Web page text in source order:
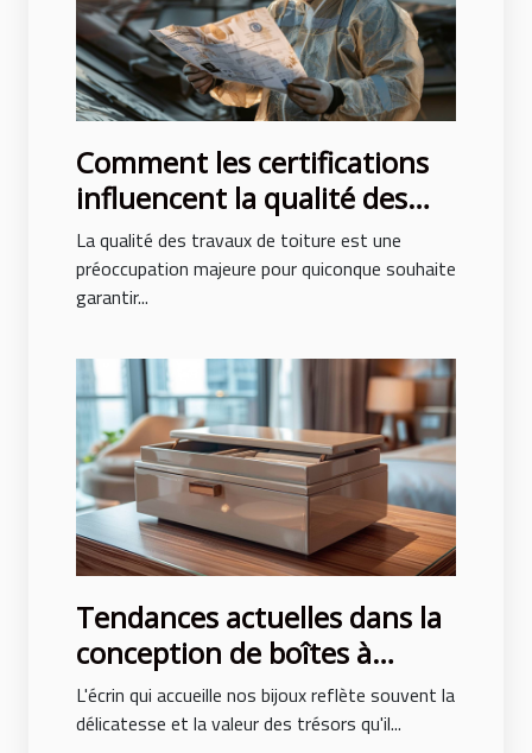
Comment les certifications
influencent la qualité des
travaux de toiture
La qualité des travaux de toiture est une
préoccupation majeure pour quiconque souhaite
garantir...
Tendances actuelles dans la
conception de boîtes à
bijoux pour hommes et
femmes
L'écrin qui accueille nos bijoux reflète souvent la
délicatesse et la valeur des trésors qu'il...